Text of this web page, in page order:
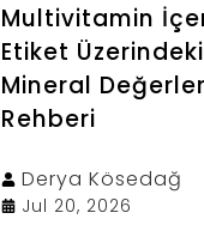
Multivitamin
Etiket
Mineral
Rehberi
Derya Kösedağ
Jul 20, 2026